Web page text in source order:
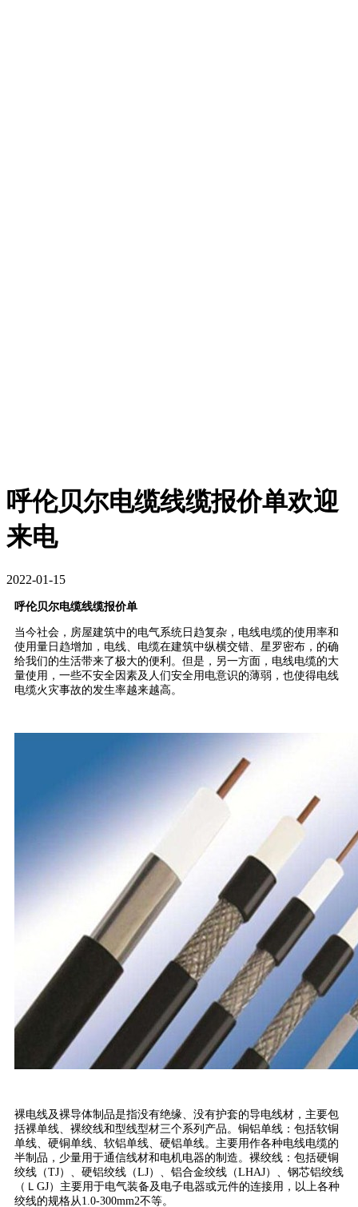
呼伦贝尔电缆线缆报价单欢迎
来电
2022-01-15
呼伦贝尔电缆线缆报价单
当今社会，房屋建筑中的电气系统日趋复杂，电线电缆的使用率和
使用量日趋增加，电线、电缆在建筑中纵横交错、星罗密布，的确
给我们的生活带来了极大的便利。但是，另一方面，电线电缆的大
量使用，一些不安全因素及人们安全用电意识的薄弱，也使得电线
电缆火灾事故的发生率越来越高。
裸电线及裸导体制品是指没有绝缘、没有护套的导电线材，主要包
括裸单线、裸绞线和型线型材三个系列产品。铜铝单线：包括软铜
单线、硬铜单线、软铝单线、硬铝单线。主要用作各种电线电缆的
半制品，少量用于通信线材和电机电器的制造。裸绞线：包括硬铜
绞线（TJ）、硬铝绞线（LJ）、铝合金绞线（LHAJ）、钢芯铝绞线
（ＬGJ）主要用于电气装备及电子电器或元件的连接用，以上各种
绞线的规格从1.0-300mm2不等。